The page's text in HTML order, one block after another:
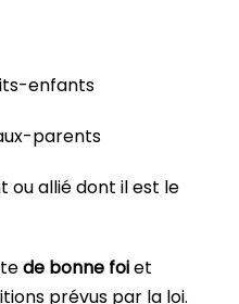
enfants
parents
allié dont il est le
de bonne foiet
prévus par la loi.